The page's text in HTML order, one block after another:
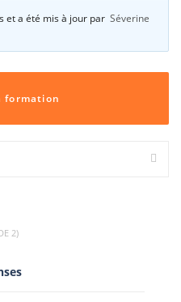
et a été mis à jour par Séverine
formation
2)